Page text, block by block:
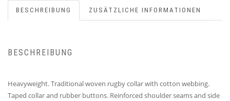
BESCHREIBUNG ZUSÄTZLICHE INFORMATIONEN
BESCHREIBUNG
Heavyweight. Traditional woven rugby collar with cotton webbing.
Taped collar and rubber buttons. Reinforced shoulder seams and side